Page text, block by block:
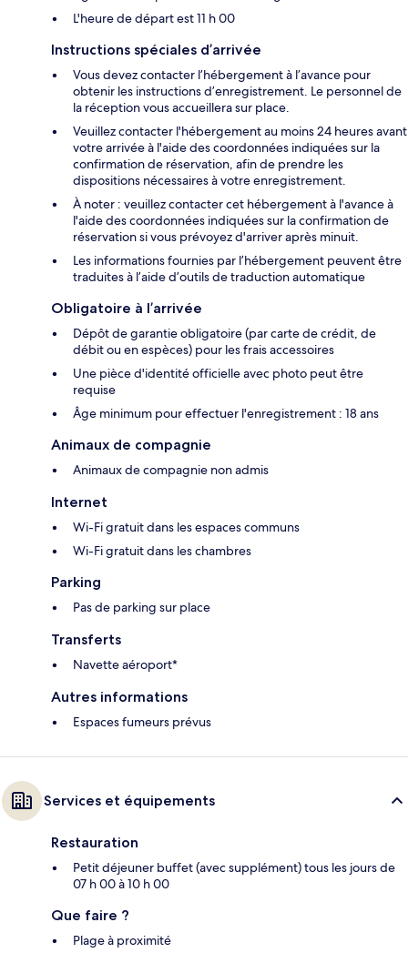
L'heure de départ est 11 h 00
Instructions spéciales d’arrivée
Vous devez contacter l’hébergement à l’avance pour
obtenir les instructions d’enregistrement. Le personnel de
la réception vous accueillera sur place.
Veuillez contacter l'hébergement au moins 24 heures avant
votre arrivée à l'aide des coordonnées indiquées sur la
confirmation de réservation, afin de prendre les
dispositions nécessaires à votre enregistrement.
À noter : veuillez contacter cet hébergement à l'avance à
l'aide des coordonnées indiquées sur la confirmation de
réservation si vous prévoyez d'arriver après minuit.
Les informations fournies par l’hébergement peuvent être
traduites à l’aide d’outils de traduction automatique
Obligatoire à l’arrivée
Dépôt de garantie obligatoire (par carte de crédit, de
débit ou en espèces) pour les frais accessoires
Une pièce d'identité officielle avec photo peut être
requise
Âge minimum pour effectuer l'enregistrement : 18 ans
Animaux de compagnie
Animaux de compagnie non admis
Internet
Wi-Fi gratuit dans les espaces communs
Wi-Fi gratuit dans les chambres
Parking
Pas de parking sur place
Transferts
Navette aéroport*
Autres informations
Espaces fumeurs prévus
Services et équipements
Restauration
Petit déjeuner buffet (avec supplément) tous les jours de
07 h 00 à 10 h 00
Que faire ?
Plage à proximité